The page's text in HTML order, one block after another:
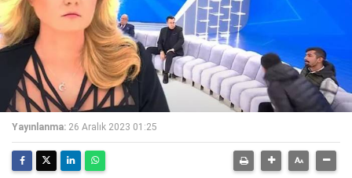
Yayınlanma: 26 Aralık 2023 01:25